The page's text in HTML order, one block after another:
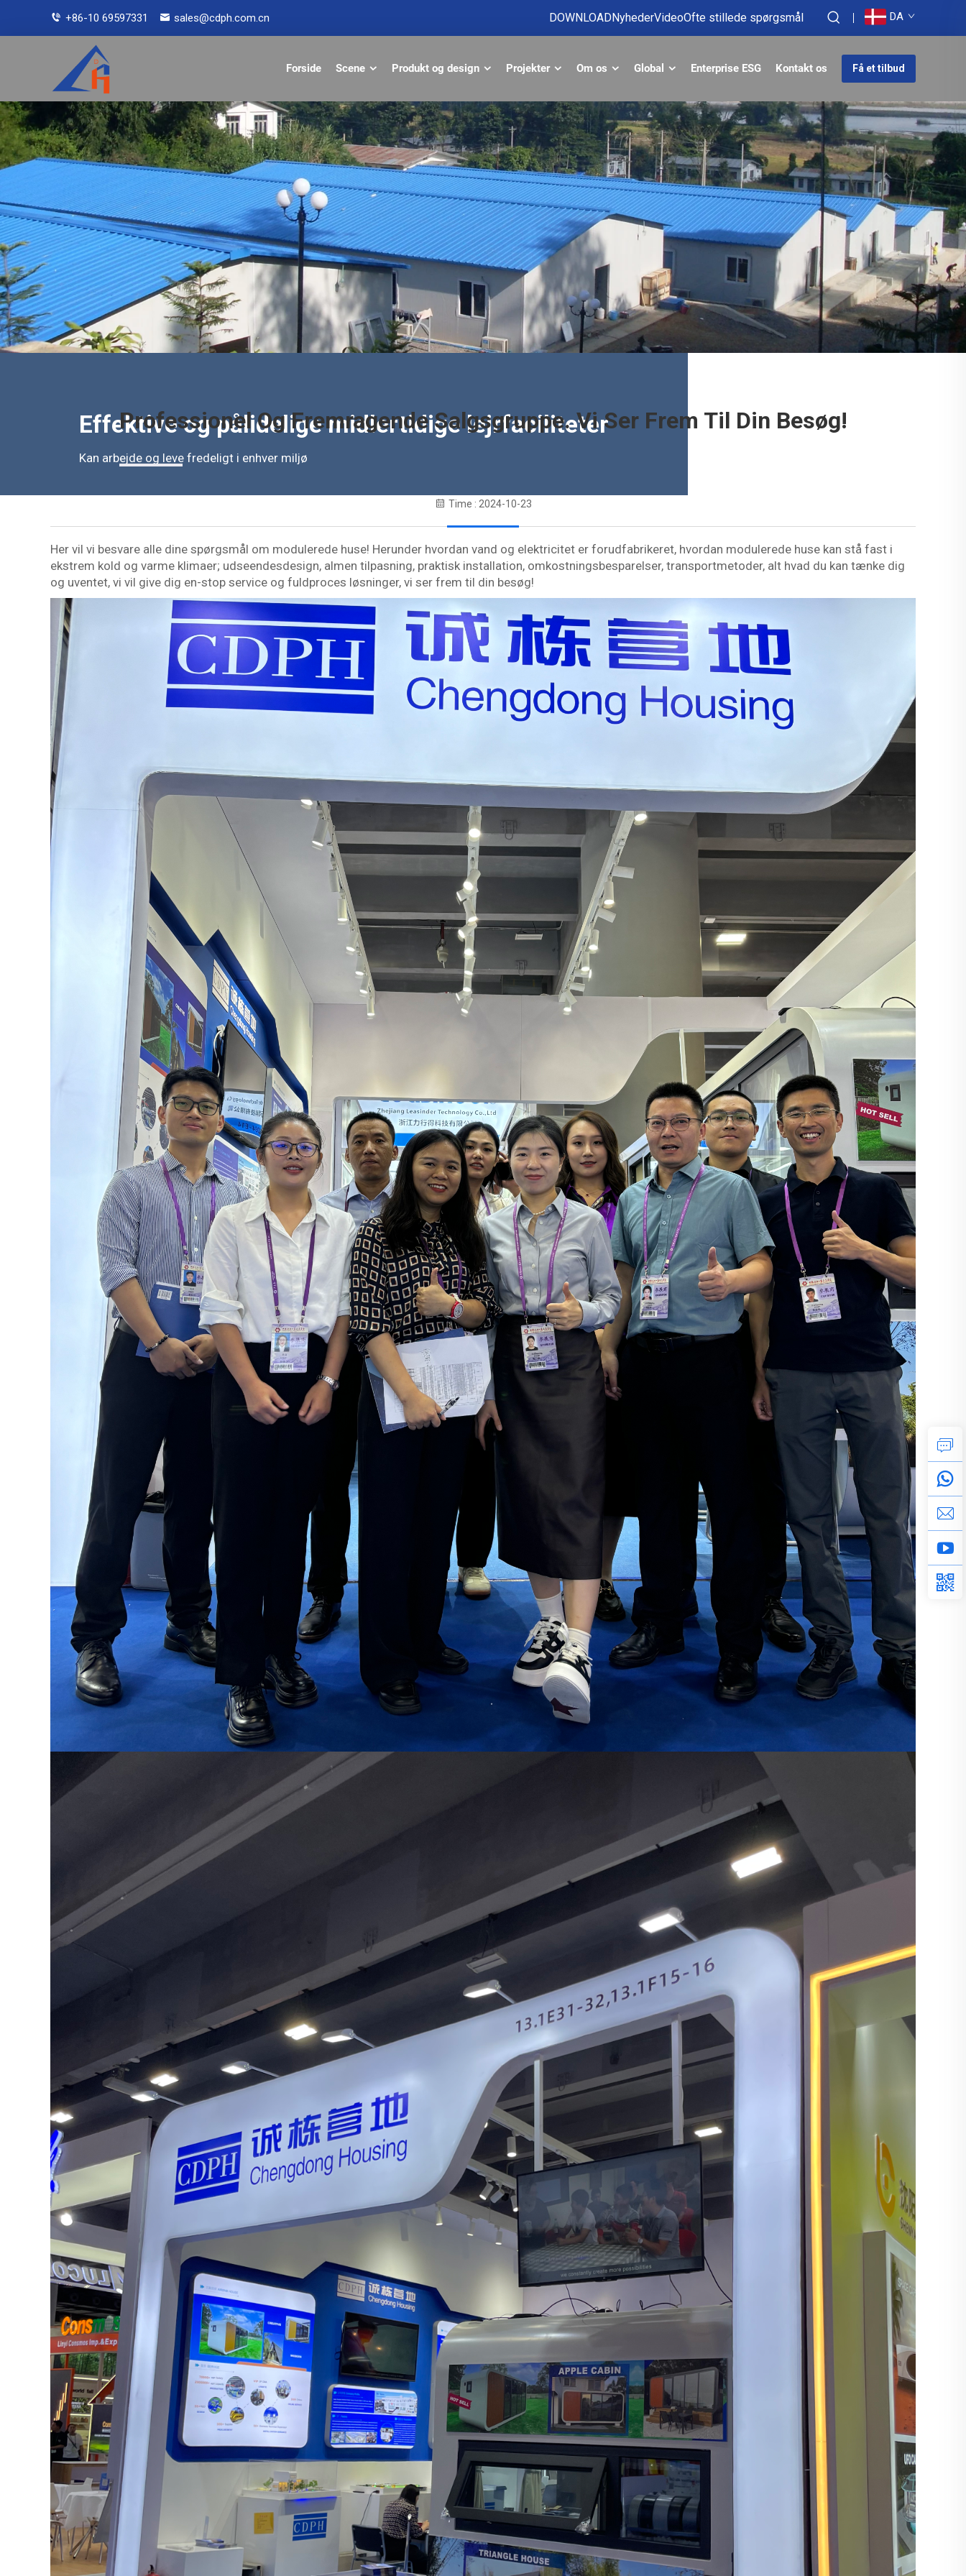
+86-10 69597331 sales@cdph.com.cn DOWNLOADNyhederVideoOfte stillede spørgsmål DA
Forside Scene Produkt og design Projekter Om os Global Enterprise ESG Kontakt os Få et tilbud
Effektive og pålidelige midlertidige lejrfaciliteter
Kan arbejde og leve fredeligt i enhver miljø
Professionel Og Fremragende Salgsgruppe. Vi Ser Frem Til Din Besøg!
Time : 2024-10-23
Her vil vi besvare alle dine spørgsmål om modulerede huse! Herunder hvordan vand og elektricitet er forudfabrikeret, hvordan modulerede huse kan stå fast i
ekstrem kold og varme klimaer; udseendesdesign, almen tilpasning, praktisk installation, omkostningsbesparelser, transportmetoder, alt hvad du kan tænke dig
og uventet, vi vil give dig en-stop service og fuldproces løsninger, vi ser frem til din besøg!